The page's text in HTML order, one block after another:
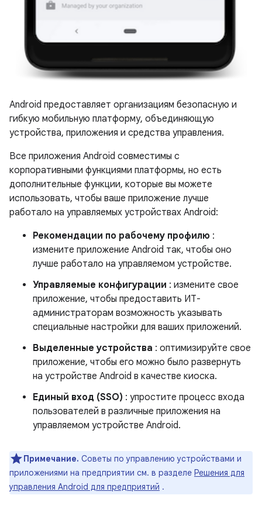
Android предоставляет организациям безопасную и
гибкую мобильную платформу, объединяющую
устройства, приложения и средства управления.
Все приложения Android совместимы с
корпоративными функциями платформы, но есть
дополнительные функции, которые вы можете
использовать, чтобы ваше приложение лучше
работало на управляемых устройствах Android:
Рекомендации по рабочему профилю :
измените приложение Android так, чтобы оно
лучше работало на управляемом устройстве.
Управляемые конфигурации : измените свое
приложение, чтобы предоставить ИТ-
администраторам возможность указывать
специальные настройки для ваших приложений.
Выделенные устройства : оптимизируйте свое
приложение, чтобы его можно было развернуть
на устройстве Android в качестве киоска.
Единый вход (SSO) : упростите процесс входа
пользователей в различные приложения на
управляемом устройстве Android.
Примечание. Советы по управлению устройствами и
приложениями на предприятии см. в разделе Решения для
управления Android для предприятий .